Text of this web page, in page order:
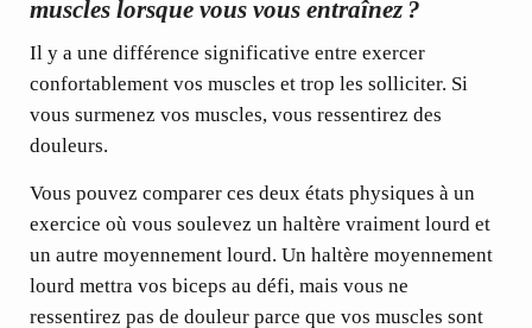
muscles lorsque vous vous entraînez ?
Il y a une différence significative entre exercer
confortablement vos muscles et trop les solliciter. Si
vous surmenez vos muscles, vous ressentirez des
douleurs.
Vous pouvez comparer ces deux états physiques à un
exercice où vous soulevez un haltère vraiment lourd et
un autre moyennement lourd. Un haltère moyennement
lourd mettra vos biceps au défi, mais vous ne
ressentirez pas de douleur parce que vos muscles sont